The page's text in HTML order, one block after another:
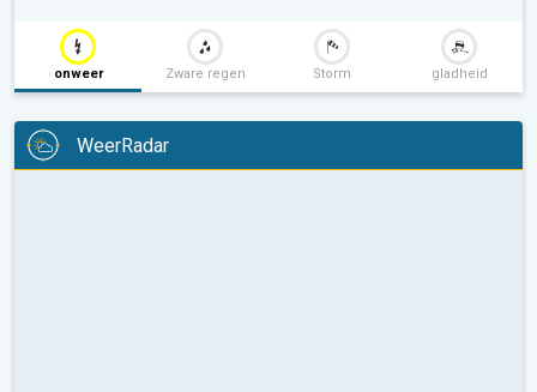
onweer Zware regen Storm gladheid
WeerRadar